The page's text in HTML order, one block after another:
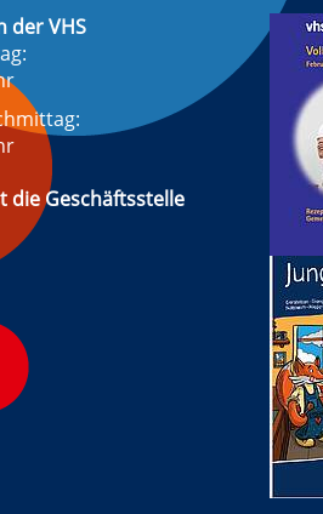
der VHS
die Geschäftsstelle